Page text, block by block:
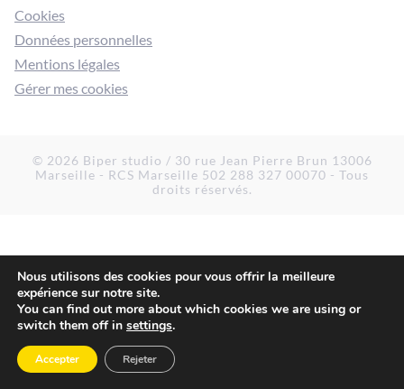
Cookies
Données personnelles
Mentions légales
Gérer mes cookies
© 2026 Biper studio / 30 rue Jean Pierre Brun 13006
Marseille - RCS Marseille 502 288 327 00070 - Tous
droits réservés.
Nous utilisons des cookies pour vous offrir la meilleure
expérience sur notre site.
You can find out more about which cookies we are using or
switch them off in settings.
Accepter Rejeter